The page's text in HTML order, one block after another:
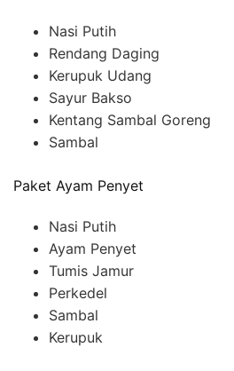
Nasi Putih
Rendang Daging
Kerupuk Udang
Sayur Bakso
Kentang Sambal Goreng
Sambal
Paket Ayam Penyet
Nasi Putih
Ayam Penyet
Tumis Jamur
Perkedel
Sambal
Kerupuk